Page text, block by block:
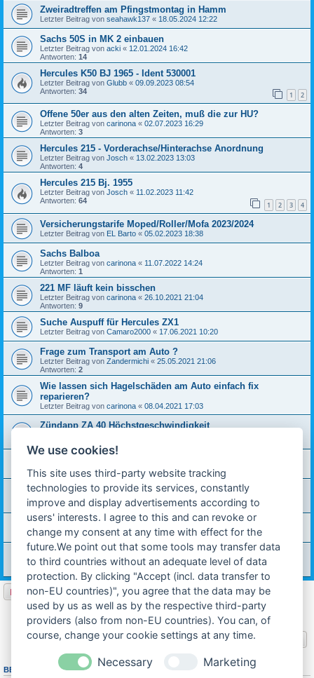
Zweiradtreffen am Pfingstmontag in Hamm
Letzter Beitrag von seahawk137 « 18.05.2024 12:22
Sachs 50S in MK 2 einbauen
Letzter Beitrag von acki « 12.01.2024 16:42
Antworten: 14
Hercules K50 BJ 1965 - Ident 530001
Letzter Beitrag von Glubb « 09.09.2023 08:54
Antworten: 34 1 2
Offene 50er aus den alten Zeiten, muß die zur HU?
Letzter Beitrag von carinona « 02.07.2023 16:29
Antworten: 3
Hercules 215 - Vorderachse/Hinterachse Anordnung
Letzter Beitrag von Josch « 13.02.2023 13:03
Antworten: 4
Hercules 215 Bj. 1955
Letzter Beitrag von Josch « 11.02.2023 11:42
Antworten: 64 1 2 3 4
Versicherungstarife Moped/Roller/Mofa 2023/2024
Letzter Beitrag von EL Barto « 05.02.2023 18:38
Sachs Balboa
Letzter Beitrag von carinona « 11.07.2022 14:24
Antworten: 1
221 MF läuft kein bisschen
Letzter Beitrag von carinona « 26.10.2021 21:04
Antworten: 9
Suche Auspuff für Hercules ZX1
Letzter Beitrag von Camaro2000 « 17.06.2021 10:20
Frage zum Transport am Auto ?
Letzter Beitrag von Zandermichi « 25.05.2021 21:06
Antworten: 2
Wie lassen sich Hagelschäden am Auto einfach fix
reparieren?
Letzter Beitrag von carinona « 08.04.2021 17:03
Zündapp ZA 40 Höchstgeschwindigkeit
Letzter Beitrag von ingbilly 12.03.2021 21:19
Frontscheibe vom Auto reparieren lassen
Letzter Beitrag von hot-rod «
08.03.2021 22:46
Antworten:1
Mofa WhatsApp Gruppe
Letzter Beitrag vonMofaschmiede«17.02.2021 23:47
Hercules HR1 Speichen
Letzter Beitrag von wedewe«20.12.2020 21:46
Antworten:
1
Neues Thema
150 Themen 1 2 3 4 5 6 Nächste
Gehe zu
BERECHTIGUNGEN IN DIESEM FORUM
We use cookies!
This site uses third-party website tracking
technologies to provide its services, constantly
improve and display advertisements according to
users' interests. I agree to this and can revoke or
change my consent at any time with effect for the
future.We point out that some tools may transfer data
to third countries without an adequate level of data
protection. By clicking "Accept (incl. data transfer to
non-EU countries)", you agree that the data may be
used by us as well as by the respective third-party
providers (also from non-EU countries). You can, of
course, change your cookie settings at any time.
Necessary Marketing